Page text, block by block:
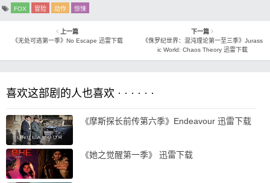
FOX 冒险 动作 惊悚
上一篇
《无处可逃第一季》No Escape 迅雷下载
下一篇
《侏罗纪世界：混沌理论第一至三季》Jurass
ic World: Chaos Theory 迅雷下载
喜欢这部剧的人也喜欢 · · · · · ·
《摩斯探长前传第六季》Endeavour 迅雷下载
《她之觉醒第一季》 迅雷下载